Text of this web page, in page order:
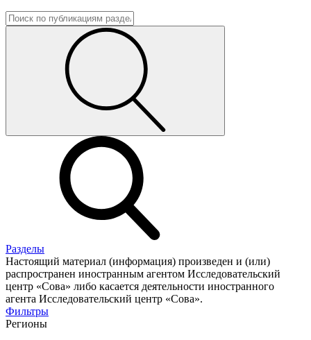
Разделы
Настоящий материал (информация) произведен и (или)
распространен иностранным агентом Исследовательский
центр «Сова» либо касается деятельности иностранного
агента Исследовательский центр «Сова».
Фильтры
Регионы